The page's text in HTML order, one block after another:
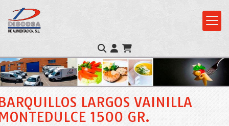
LARGOS VAINILLA
1500 GR.